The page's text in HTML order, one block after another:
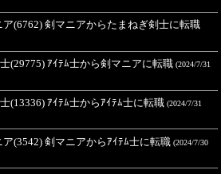
(6762) 剣マニアからたまねぎ剣士に転職
(29775) ｱｲﾃﾑ士から剣マニアに転職 (2024/7/31
(13336) ｱｲﾃﾑ士からｱｲﾃﾑ士に転職 (2024/7/31
(3542) 剣マニアからｱｲﾃﾑ士に転職 (2024/7/30